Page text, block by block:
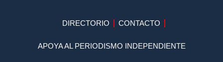
DIRECTORIO CONTACTO
APOYA AL PERIODISMO INDEPENDIENTE